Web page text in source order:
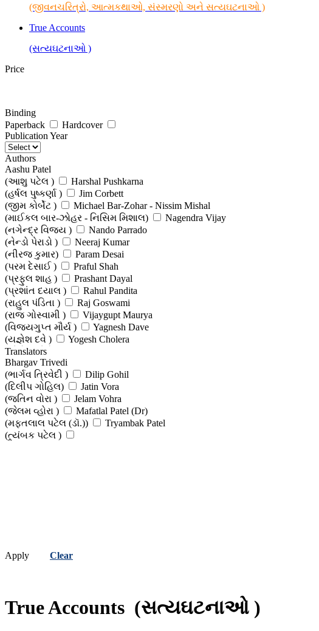
(જીવનચરિત્રો, આત્મકથાઓ, સંસ્મરણો અને સત્યઘટનાઓ )
True Accounts
(સત્યઘટનાઓ )
Price
Binding
Paperback
Hardcover
Publication Year
Authors
Aashu Patel
(આશુ પટેલ )
Harshal Pushkarna
(હર્ષલ પુષ્કર્ણા )
Jim Corbett
(જીમ કોર્બેટ )
Michael Bar-Zohar - Nissim Mishal
(માઈકલ બાર-ઝોહર - નિસિમ મિશાલ)
Nagendra Vijay
(નગેન્દ્ર વિજય )
Nando Parrado
(નેન્ડો પેરાડો )
Neeraj Kumar
(નીરજ કુમાર)
Param Desai
(પરમ દેસાઈ )
Praful Shah
(પ્રફુલ શાહ )
Prashant Dayal
(પ્રશાંત દયાલ )
Rahul Pandita
(રાહુલ પંડિતા )
Raj Goswami
(રાજ ગોસ્વામી )
Vijaygupt Maurya
(વિજયગુપ્ત મૌર્ય )
Yagnesh Dave
(યજ્ઞેશ દવે )
Yogesh Cholera
(યોગેશ ચોલેરા )
Translators
Bhargav Trivedi
(ભાર્ગવ ત્રિવેદી )
Dilip Gohil
(દિલીપ ગોહિલ)
Jatin Vora
(જતિન વોરા )
Jelam Vohra
(જેલમ વ્હોરા )
Mafatlal Patel (Dr)
(મફતલાલ પટેલ (ડૉ.))
Tryambak Patel
(ત્ર્યંબક પટેલ )
Apply Clear
True Accounts (સત્યઘટનાઓ )